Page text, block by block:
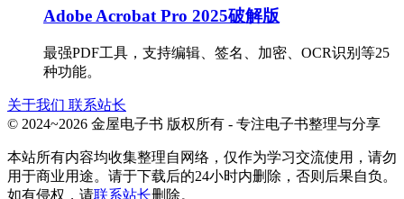
Adobe Acrobat Pro 2025破解版
最强PDF工具，支持编辑、签名、加密、OCR识别等25
种功能。
关于我们 联系站长
© 2024~2026 金屋电子书 版权所有 - 专注电子书整理与分享
本站所有内容均收集整理自网络，仅作为学习交流使用，请勿
用于商业用途。请于下载后的24小时内删除，否则后果自负。
如有侵权，请联系站长删除。